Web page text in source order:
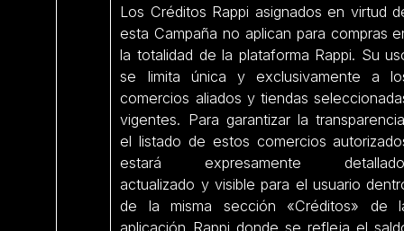
Los Créditos Rappi asignados en virtud
esta Campaña no aplican para compras
la totalidad de la plataforma Rappi. Su
se limita única y exclusivamente a
comercios aliados y tiendas
vigentes. Para garantizar la
el listado de estos comercios
estará expresamente
actualizado y visible para el usuario
de la misma sección «Créditos» de
aplicación Rappi donde se refleja el